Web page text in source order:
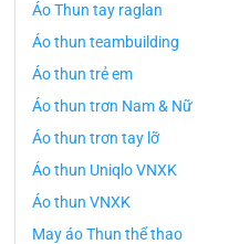
Áo Thun tay raglan
Áo thun teambuilding
Áo thun trẻ em
Áo thun trơn Nam & Nữ
Áo thun trơn tay lỡ
Áo thun Uniqlo VNXK
Áo thun VNXK
May áo Thun thể thao